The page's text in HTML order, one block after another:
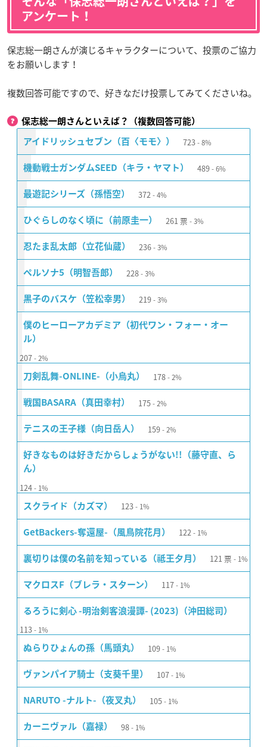
アンケート！
保志総一朗さんが演じるキャラクターについて、投票のご協力
をお願いします！
複数回答可能ですので、好きなだけ投票してみてくださいね。
保志総一朗さんといえば？（複数回答可能）
アイドリッシュセブン（百〈モモ〉） 723 8%
機動戦士ガンダムSEED（キラ・ヤマト） 489 6%
最遊記シリーズ（孫悟空） 372 4%
ひぐらしのなく頃に（前原圭一） 261 票 3%
忍たま乱太郎（立花仙蔵） 236 3%
ペルソナ5（明智吾郎） 228 3%
黒子のバスケ（笠松幸男） 219 3%
僕のヒーローアカデミア（初代ワン・フォー・オー
ル）
207 2%
刀剣乱舞-ONLINE-（小烏丸） 178 2%
戦国BASARA（真田幸村） 175 2%
テニスの王子様（向日岳人） 159 2%
好きなものは好きだからしょうがない!!（藤守直、ら
ん）
124 1%
スクライド（カズマ） 123 1%
GetBackers-奪還屋-（風鳥院花月） 122 1%
裏切りは僕の名前を知っている（祗王夕月） 121 票 1%
マクロスF（ブレラ・スターン） 117 1%
るろうに剣心 -明治剣客浪漫譚- (2023)（沖田総司）
113 1%
ぬらりひょんの孫（馬頭丸） 109 1%
ヴァンパイア騎士（支葵千里） 107 1%
NARUTO -ナルト-（夜叉丸） 105 1%
カーニヴァル（嘉禄） 98 1%